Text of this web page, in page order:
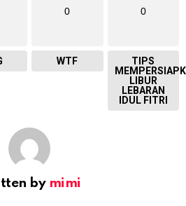
0
WTF
0
TIPS
LIBUR
LEBARAN
IDUL FITRI
by mimi